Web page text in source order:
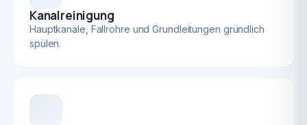
Kanalreinigung
Hauptkanäle, Fallrohre und Grundleitungen gründlich
spülen.